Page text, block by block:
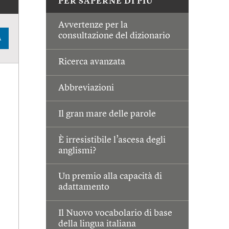
Avvertenze per la
consultazione del dizionario
Ricerca avanzata
Abbreviazioni
Il gran mare delle parole
È irresistibile l’ascesa degli
anglismi?
Un premio alla capacità di
adattamento
Il Nuovo vocabolario di base
della lingua italiana